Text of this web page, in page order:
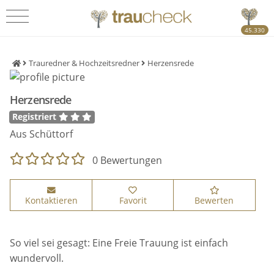
45.330
Trauredner & Hochzeitsredner Herzensrede
Herzensrede
Registriert
Aus Schüttorf
0 Bewertungen
Kontaktieren Favorit Bewerten
So viel sei gesagt: Eine Freie Trauung ist einfach
wundervoll.